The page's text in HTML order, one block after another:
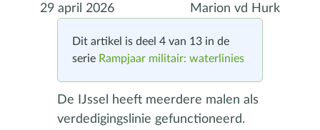
29 april 2026 Marion vd Hurk
Dit artikel is deel 4 van 13 in de
serie Rampjaar militair: waterlinies
De IJssel heeft meerdere malen als
verdedigingslinie gefunctioneerd.